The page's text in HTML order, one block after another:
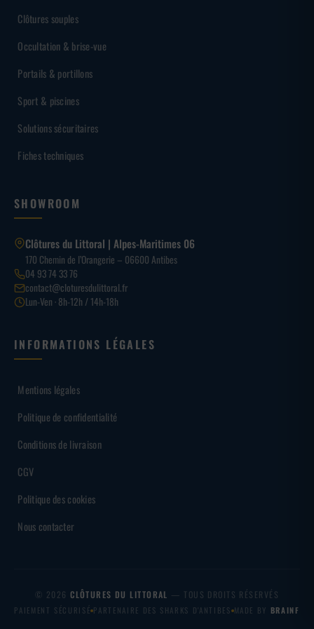
Clôtures souples
Occultation & brise-vue
Portails & portillons
Sport & piscines
Solutions sécuritaires
Fiches techniques
SHOWROOM
Clôtures du Littoral | Alpes-Maritimes 06
170 Chemin de l’Orangerie – 06600 Antibes
04 93 74 33 76
contact@cloturesdulittoral.fr
Lun-Ven · 8h-12h / 14h-18h
INFORMATIONS LÉGALES
Mentions légales
Politique de confidentialité
Conditions de livraison
CGV
Politique des cookies
Nous contacter
© 2026CLÔTURES DU LITTORAL — TOUS DROITS RÉSERVÉS
PAIEMENT SÉCURISÉ PARTENAIRE DES SHARKS D'ANTIBES MADE BY BRAINF